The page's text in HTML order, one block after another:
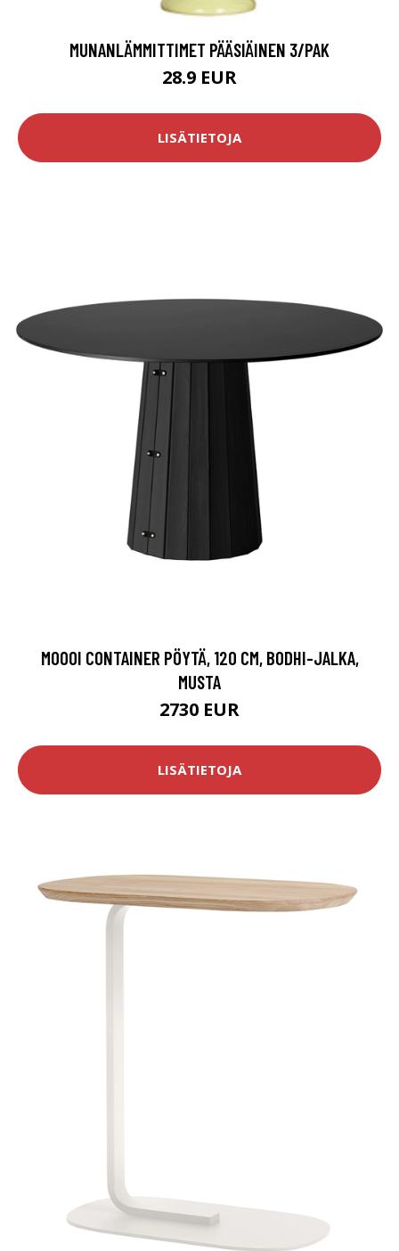
MUNANLÄMMITTIMET PÄÄSIÄINEN 3/PAK
28.9 EUR
LISÄTIETOJA
MOOOI CONTAINER PÖYTÄ, 120 CM, BODHI-JALKA,
MUSTA
2730 EUR
LISÄTIETOJA